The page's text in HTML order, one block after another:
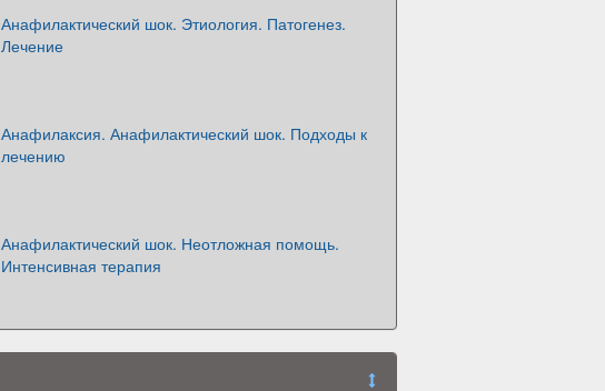
Анафилактический шок. Этиология. Патогенез.
Лечение
Анафилаксия. Анафилактический шок. Подходы к
лечению
Анафилактический шок. Неотложная помощь.
Интенсивная терапия